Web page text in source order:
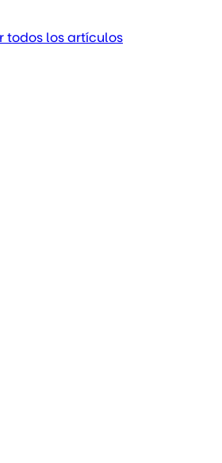
todos los artículos